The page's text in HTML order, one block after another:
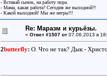
- Вставай сынок, на работу пора.
- Мама, какая работа? Сегодня же выходной?!
- Какой выходной! Мы же негры!!!
Re: Маразм и курьёзы.
« Ответ #1507 от07.06.2013 в
2butterfly: О. Что не так? Дык -